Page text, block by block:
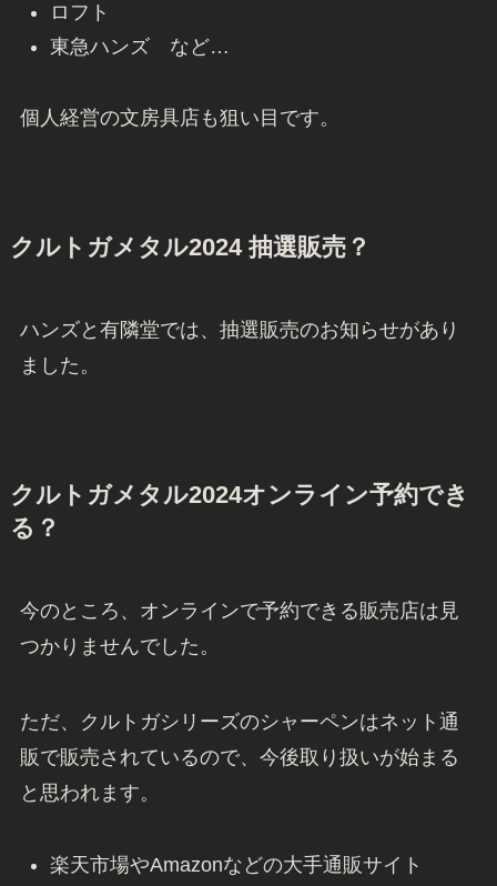
ロフト
東急ハンズ など…
個人経営の文房具店も狙い目です。
クルトガメタル2024 抽選販売？
ハンズと有隣堂では、抽選販売のお知らせがあり
ました。
クルトガメタル2024オンライン予約でき
る？
今のところ、オンラインで予約できる販売店は見
つかりませんでした。
ただ、クルトガシリーズのシャーペンはネット通
販で販売されているので、今後取り扱いが始まる
と思われます。
楽天市場やAmazonなどの大手通販サイト